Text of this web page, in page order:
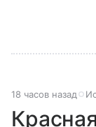
18 часов назад